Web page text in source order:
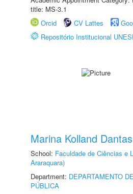
title: MS-3.1
Orcid
CV Lattes
Repositório Institucional
Marina Kolland Dantas
School: Faculdade de Ciências e
Araraquara)
Department: DEPARTAMENTO
PÚBLICA